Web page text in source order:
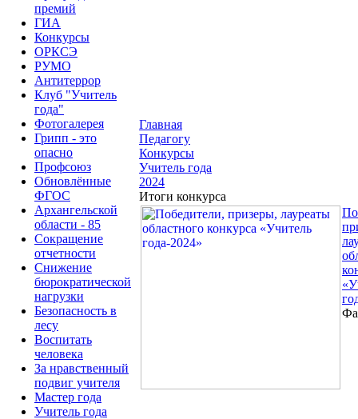
премий
ГИА
Конкурсы
ОРКСЭ
РУМО
Антитеррор
Клуб "Учитель
года"
Фотогалерея
Грипп - это
опасно
Профсоюз
Обновлённые
ФГОС
Архангельской
области - 85
Сокращение
отчетности
Снижение
бюрократической
нагрузки
Безопасность в
лесу
Воспитать
человека
За нравственный
подвиг учителя
Мастер года
Учитель года
Главная
Педагогу
Конкурсы
Учитель года
2024
Итоги конкурса